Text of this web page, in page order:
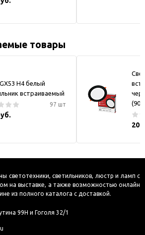
товары
H4 белый
встраиваемый
97 шт
(90)
светотехники, светильников, люстр и ламп с
на выставке, а также возможностью онлайн
из полного каталога с доставкой.
99Н и Гоголя 32/1